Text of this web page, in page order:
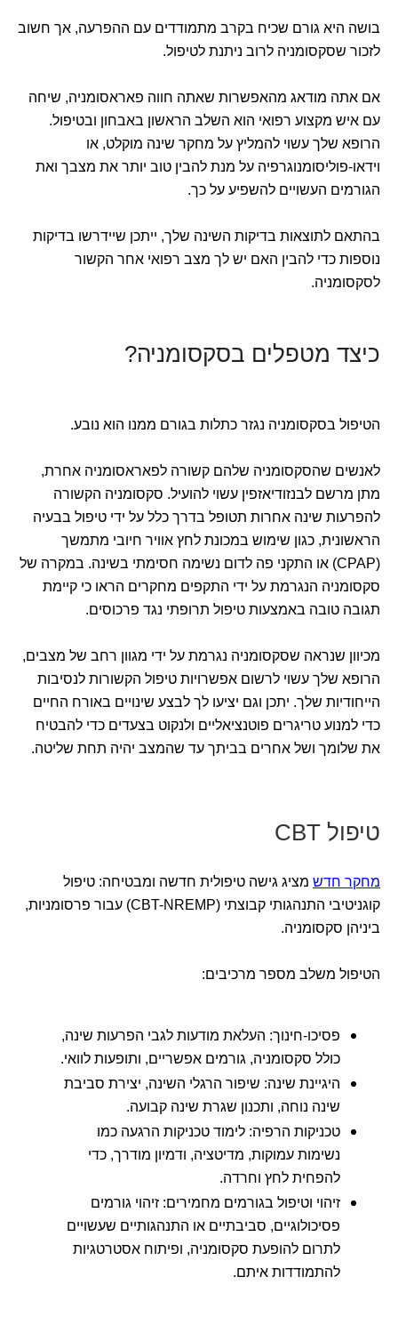
בושה היא גורם שכיח בקרב מתמודדים עם ההפרעה, אך חשוב
לזכור שסקסומניה לרוב ניתנת לטיפול.
אם אתה מודאג מהאפשרות שאתה חווה פאראסומניה, שיחה
עם איש מקצוע רפואי הוא השלב הראשון באבחון ובטיפול.
הרופא שלך עשוי להמליץ על מחקר שינה מוקלט, או
וידאו-פוליסומנוגרפיה על מנת להבין טוב יותר את מצבך ואת
הגורמים העשויים להשפיע על כך.
בהתאם לתוצאות בדיקות השינה שלך, ייתכן שיידרשו בדיקות
נוספות כדי להבין האם יש לך מצב רפואי אחר הקשור
לסקסומניה.
כיצד מטפלים בסקסומניה?
הטיפול בסקסומניה נגזר כתלות בגורם ממנו הוא נובע.
לאנשים שהסקסומניה שלהם קשורה לפאראסומניה אחרת,
מתן מרשם לבנזודיאזפין עשוי להועיל. סקסומניה הקשורה
להפרעות שינה אחרות תטופל בדרך כלל על ידי טיפול בבעיה
הראשונית, כגון שימוש במכונת לחץ אוויר חיובי מתמשך
(CPAP) או התקני פה לדום נשימה חסימתי בשינה. במקרה של
סקסומניה הנגרמת על ידי התקפים מחקרים הראו כי קיימת
תגובה טובה באמצעות טיפול תרופתי נגד פרכוסים.
מכיוון שנראה שסקסומניה נגרמת על ידי מגוון רחב של מצבים,
הרופא שלך עשוי לרשום אפשרויות טיפול הקשורות לנסיבות
הייחודיות שלך. יתכן וגם יציעו לך לבצע שינויים באורח החיים
כדי למנוע טריגרים פוטנציאליים ולנקוט בצעדים כדי להבטיח
את שלומך ושל אחרים בביתך עד שהמצב יהיה תחת שליטה.
טיפול CBT
מחקר חדש מציג גישה טיפולית חדשה ומבטיחה: טיפול
קוגניטיבי התנהגותי קבוצתי (CBT-NREMP) עבור פרסומניות,
ביניהן סקסומניה.
הטיפול משלב מספר מרכיבים:
פסיכו-חינוך: העלאת מודעות לגבי הפרעות שינה,
כולל סקסומניה, גורמים אפשריים, ותופעות לוואי.
היגיינת שינה: שיפור הרגלי השינה, יצירת סביבת
שינה נוחה, ותכנון שגרת שינה קבועה.
טכניקות הרפיה: לימוד טכניקות הרגעה כמו
נשימות עמוקות, מדיטציה, ודמיון מודרך, כדי
להפחית לחץ וחרדה.
זיהוי וטיפול בגורמים מחמירים: זיהוי גורמים
פסיכולוגיים, סביבתיים או התנהגותיים שעשויים
לתרום להופעת סקסומניה, ופיתוח אסטרטגיות
להתמודדות איתם.